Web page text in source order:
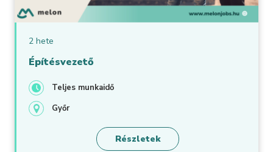
2 hete
Építésvezető
Teljes munkaidő
Győr
Részletek